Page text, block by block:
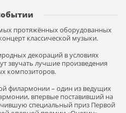
протяжённых оборудованных
классической музыки.
декораций в условиях
звучать лучшие произведения
композиторов.
филармонии – один из ведущих
впервые поставивший на
специальный приз Первой